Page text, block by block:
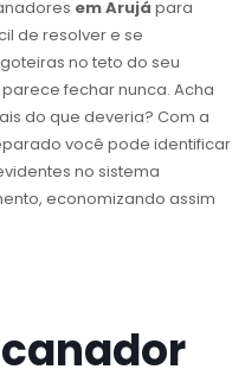
em Arujá para
de resolver e se
no teto do seu
fechar nunca. Acha
do que deveria? Com a
você pode identificar
no sistema
economizando assim